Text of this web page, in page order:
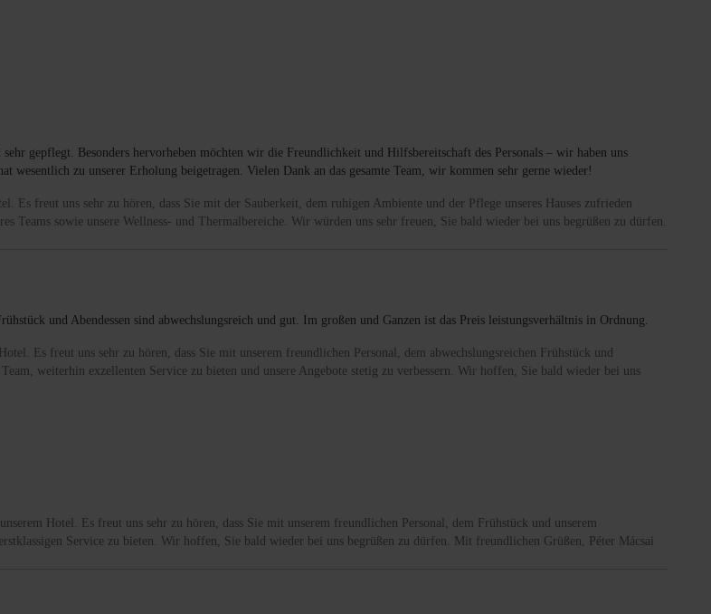
gepflegt. Besonders hervorheben möchten wir die Freundlichkeit und Hilfsbereitschaft des Personals – wir haben uns
zu unserer Erholung beigetragen. Vielen Dank an das gesamte Team, wir kommen sehr gerne wieder!
freut uns sehr zu hören, dass Sie mit der Sauberkeit, dem ruhigen Ambiente und der Pflege unseres Hauses zufrieden
sowie unsere Wellness- und Thermalbereiche. Wir würden uns sehr freuen, Sie bald wieder bei uns begrüßen zu dürfen.
und Abendessen sind abwechslungsreich und gut. Im großen und Ganzen ist das Preis leistungsverhältnis in Ordnung.
Es freut uns sehr zu hören, dass Sie mit unserem freundlichen Personal, dem abwechslungsreichen Frühstück und
weiterhin exzellenten Service zu bieten und unsere Angebote stetig zu verbessern. Wir hoffen, Sie bald wieder bei uns
Hotel. Es freut uns sehr zu hören, dass Sie mit unserem freundlichen Personal, dem Frühstück und unserem
Service zu bieten. Wir hoffen, Sie bald wieder bei uns begrüßen zu dürfen. Mit freundlichen Grüßen, Péter Mácsai